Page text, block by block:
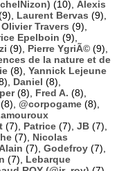
(10), Alexis
Laurent Bervas (9),
Olivier Travers (9),
Epelboin (9),
(9), Pierre YgriÃ© (9),
de la nature et de
(8), Yannick Lejeune
Daniel (8),
(8), Fred A. (8),
(8), @corpogame (8),
(7), Patrice (7), JB (7),
(7), Nicolas
(7), Godefroy (7),
(7), Lebarque